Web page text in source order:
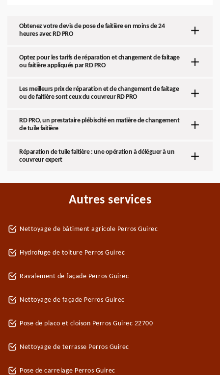
Obtenez votre devis de pose de faitière en moins de 24
heures avec RD PRO
Optez pour les tarifs de réparation et changement de faitage
ou faitière appliqués par RD PRO
Les meilleurs prix de réparation et de changement de faitage
ou de faitière sont ceux du couvreur RD PRO
RD PRO, un prestataire plébiscité en matière de changement
de tuile faitière
Réparation de tuile faitière : une opération à déléguer à un
couvreur expert
Autres services
Nettoyage de bâtiment agricole Perros Guirec
Hydrofuge de toiture Perros Guirec
Ravalement de façade Perros Guirec
Nettoyage de façade Perros Guirec
Pose de placo et cloison Perros Guirec 22700
Nettoyage de terrasse Perros Guirec
Pose de carrelage Perros Guirec